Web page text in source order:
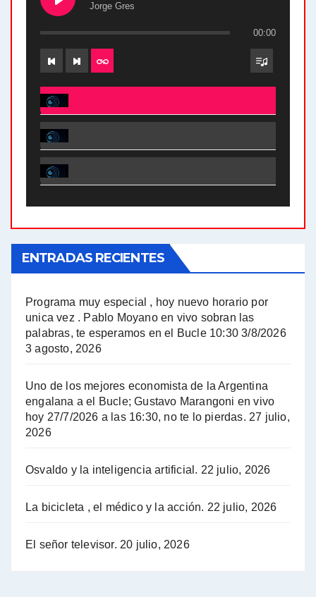
Jorge Gres
00:00
El Bucle News en Radio Gráfica. Bloque 2 . 28.04.24 - Jorge Gres
El Bucle News en Radio Gráfica. Bloque 1 . 28.04.24 - Jorge Gres
El Bucle News en Radio Gráfica. Bloque 2 . 21.04.24 - Jorge Gres
A mayor poder al empresariado le cuesta encontrar resistencia - Jose Urtubey con Jorge Gres
Hugo Yasky : Día de la Militancia - Hugo Yasky con Jorge Gres
Hugo Yasky sobre la Coordinadora de las Industrias de Productos Alimenticios (COPAL) - Hugo Yasky con Jorge Gres
Pablo Moyano sobre el espionaje: "Estos personajes siniestros han hecho mucho daño" - Pablo Moyano con Jorge Gres
ENTRADAS RECIENTES
Programa muy especial , hoy nuevo horario por
unica vez . Pablo Moyano en vivo sobran las
palabras, te esperamos en el Bucle 10:30 3/8/2026
3 agosto, 2026
Uno de los mejores economista de la Argentina
engalana a el Bucle; Gustavo Marangoni en vivo
hoy 27/7/2026 a las 16:30, no te lo pierdas. 27 julio,
2026
Osvaldo y la inteligencia artificial. 22 julio, 2026
La bicicleta , el médico y la acción. 22 julio, 2026
El señor televisor. 20 julio, 2026